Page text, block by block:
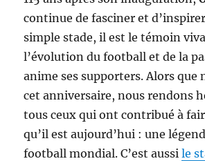
continue de fasciner et
simple stade, il est le témoin
l’évolution du football et de la
anime ses supporters. Alors que
cet anniversaire, nous rendons
tous ceux qui ont contribué à
qu’il est aujourd’hui : une
football mondial. C’est aussile